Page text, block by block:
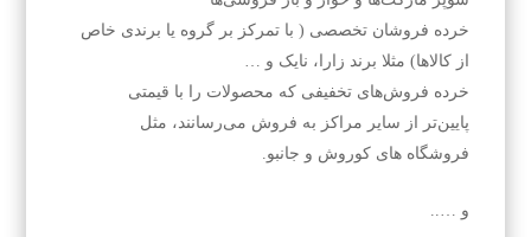
خرده فروشان تخصصی ( با تمرکز بر گروه یا برندی خاص
از کالاها) مثلا برند زارا، نایک و …
خرده فروش‌های تخفیفی که محصولات را با قیمتی
پایین‌تر از سایر مراکز به فروش می‌رسانند، مثل
فروشگاه های کوروش و جانبو.
و …..